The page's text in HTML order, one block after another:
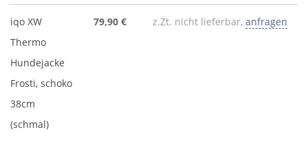
iqo XW
Thermo
Hundejacke
Frosti, schoko
38cm
(schmal)
79,90 € z.Zt. nicht lieferbar, anfragen